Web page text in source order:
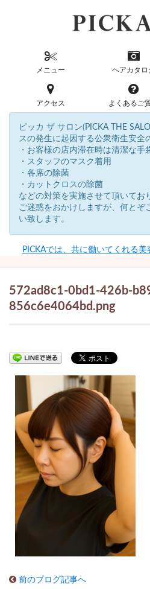
メニュー ヘアカタロ
アクセス よくあるご
ピッカ ザ サロン(PICKA THE
スの発生に起因する公衆衛生安全
・お客様の店内滞在時は清潔な手
・スタッフのマスク着用
・各席の除菌
・カットクロスの除菌
などの対策を実施させて頂いてお
ご迷惑をおかけしますが、何とぞ
い致します。
PICKAでは、共に働いてくれる
572ad8c1-0bd1-426b-
856c6e4064bd.png
前のブログ記事へ